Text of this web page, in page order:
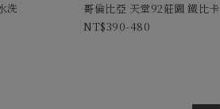
洗
哥倫比亞 天堂92莊園 鐵比卡
390-480